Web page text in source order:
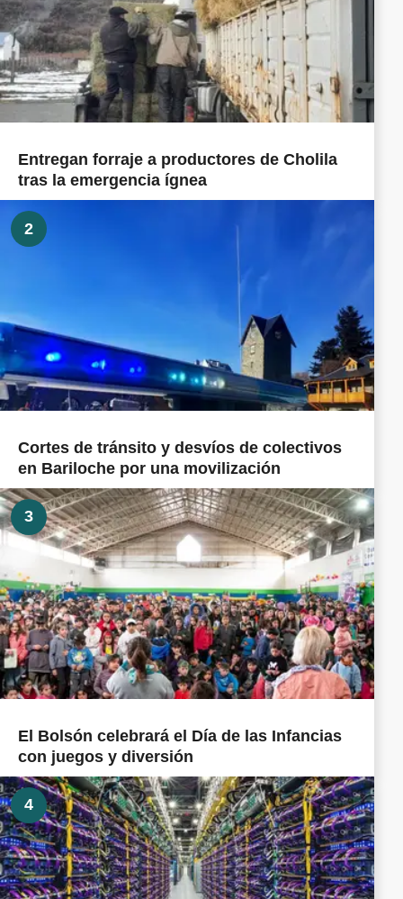
Entregan forraje a productores de Cholila
tras la emergencia ígnea
2
Cortes de tránsito y desvíos de colectivos
en Bariloche por una movilización
3
El Bolsón celebrará el Día de las Infancias
con juegos y diversión
4